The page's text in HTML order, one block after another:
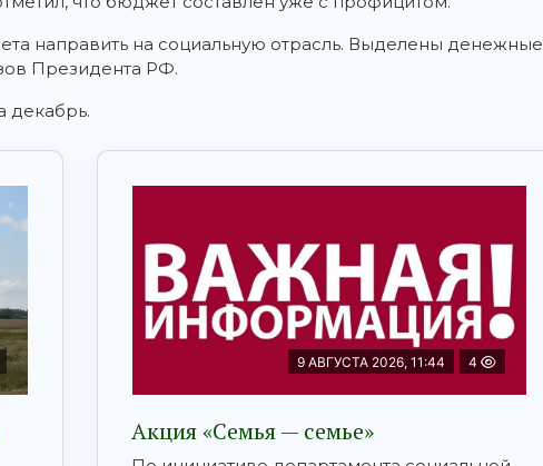
направить на социальную отрасль. Выделены денежные
Президента РФ.
декабрь.
9 АВГУСТА 2026, 11:44 4
Акция «Семья — семье»